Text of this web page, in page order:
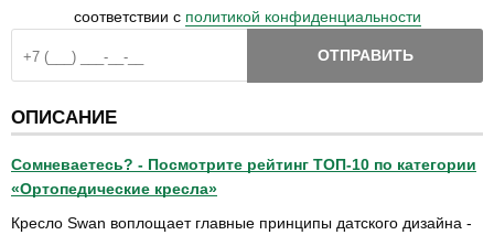
соответствии с политикой конфиденциальности
ОТПРАВИТЬ
ОПИСАНИЕ
Сомневаетесь? - Посмотрите рейтинг ТОП-10 по категории
«Ортопедические кресла»
Кресло Swan воплощает главные принципы датского дизайна -